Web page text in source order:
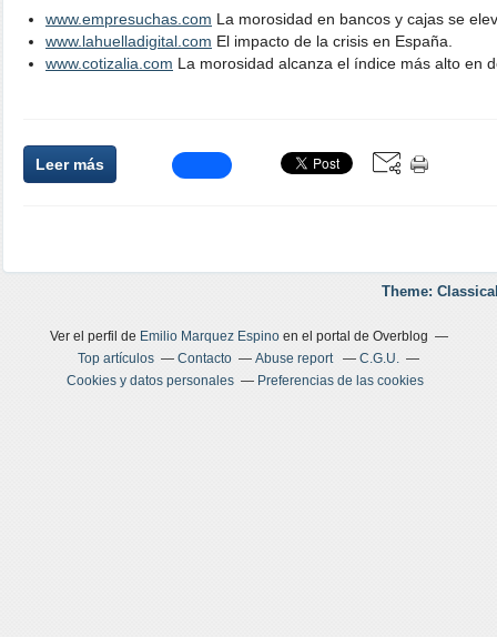
www.empresuchas.com La morosidad en bancos y cajas se
www.lahuelladigital.com El impacto de la crisis en España.
www.cotizalia.com La morosidad alcanza el índice más alto en
Leer más
Theme:
Ver el perfil de Emilio Marquez Espinoen el portal de Overblog
Top artículos
Contacto Abuse report
C.G.U.
Cookies y datos personales
Preferencias de las cookies